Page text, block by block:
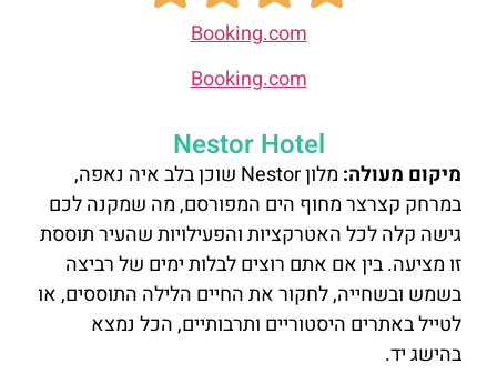
Booking.com
Booking.com
Nestor Hotel
מיקום מעולה:
מלון Nestor שוכן בלב איה נאפה,
במרחק קצרצר מחוף הים המפורסם, מה שמקנה לכם
גישה קלה לכל האטרקציות והפעילויות שהעיר תוססת
זו מציעה. בין אם אתם רוצים לבלות ימים של רביצה
בשמש ובשחייה, לחקור את החיים הלילה התוססים, או
לטייל באתרים היסטוריים ותרבותיים, הכל נמצא
בהישג יד.